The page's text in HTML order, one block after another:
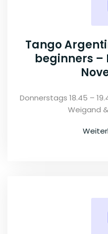
Tango
beginners –
Donnerstags 18.45 –
Weigand